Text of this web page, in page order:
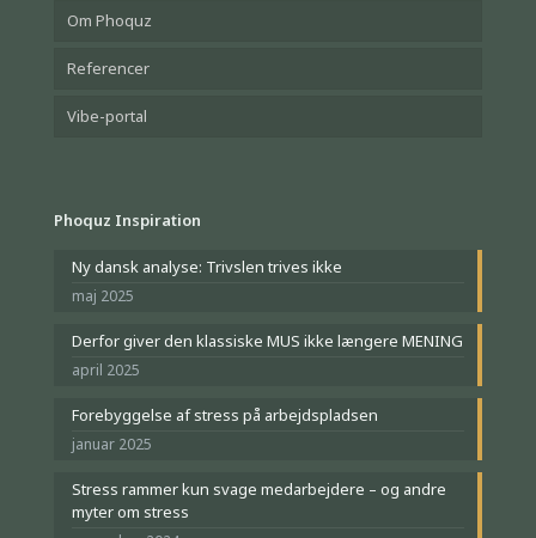
Om Phoquz
Referencer
Vibe-portal
Phoquz Inspiration
Ny dansk analyse: Trivslen trives ikke
maj 2025
Derfor giver den klassiske MUS ikke længere MENING
april 2025
Forebyggelse af stress på arbejdspladsen
januar 2025
Stress rammer kun svage medarbejdere – og andre
myter om stress